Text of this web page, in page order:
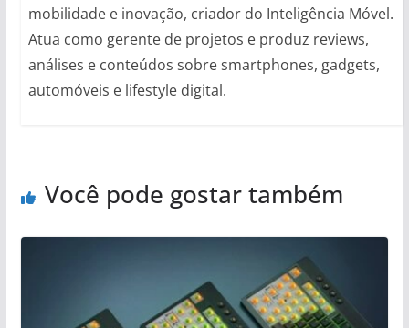
mobilidade e inovação, criador do Inteligência Móvel.
Atua como gerente de projetos e produz reviews,
análises e conteúdos sobre smartphones, gadgets,
automóveis e lifestyle digital.
Você pode gostar também